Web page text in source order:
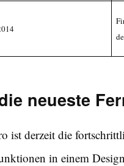
neueste
ist derzeit die
in einem